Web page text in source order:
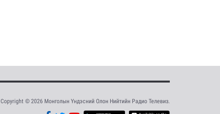
Copyright © 2026 Монголын Үндэсний Олон Нийтийн Радио Телевиз.